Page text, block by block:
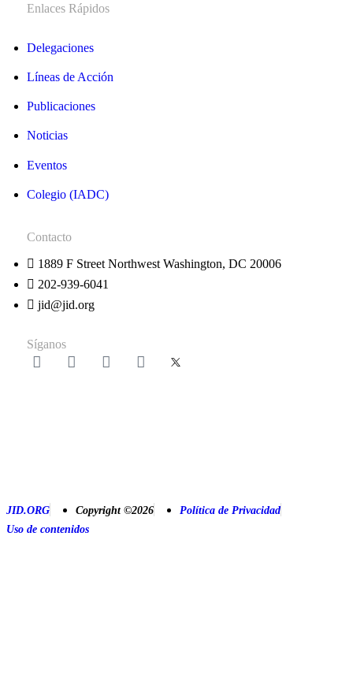
Enlaces Rápidos
Delegaciones
Líneas de Acción
Publicaciones
Noticias
Eventos
Colegio (IADC)
Contacto
1889 F Street Northwest Washington, DC 20006
202-939-6041
jid@jid.org
Síganos
JID.ORG Copyright ©2026
Política de Privacidad
Uso de contenidos